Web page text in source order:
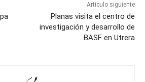
Artículo siguiente
Planas visita el centro de
investigación y desarrollo de
BASF en Utrera